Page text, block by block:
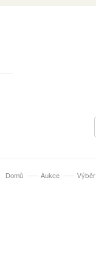
Domů Aukce Výběr